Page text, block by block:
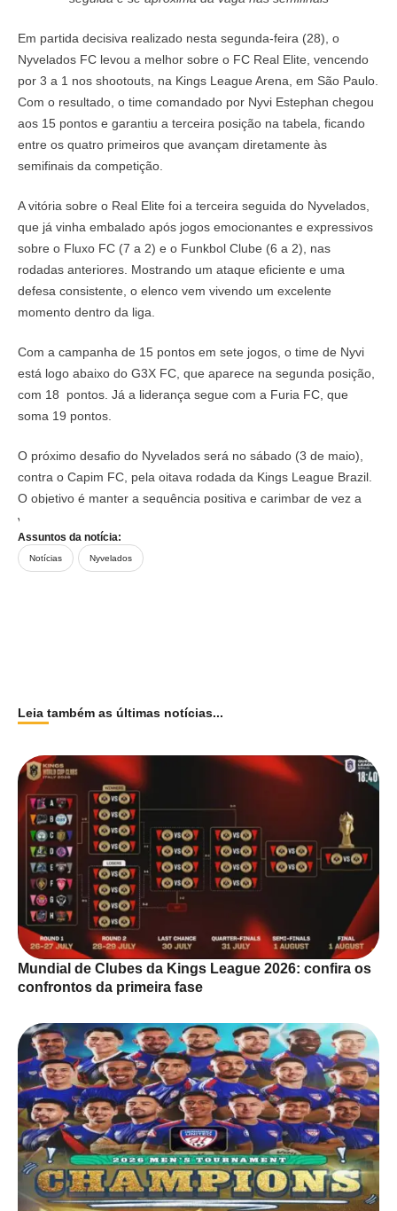
Em partida decisiva realizado nesta segunda-feira (28), o
Nyvelados FC levou a melhor sobre o FC Real Elite, vencendo
por 3 a 1 nos shootouts, na Kings League Arena, em São Paulo.
Com o resultado, o time comandado por Nyvi Estephan chegou
aos 15 pontos e garantiu a terceira posição na tabela, ficando
entre os quatro primeiros que avançam diretamente às
semifinais da competição.
A vitória sobre o Real Elite foi a terceira seguida do Nyvelados,
que já vinha embalado após jogos emocionantes e expressivos
sobre o Fluxo FC (7 a 2) e o Funkbol Clube (6 a 2), nas
rodadas anteriores. Mostrando um ataque eficiente e uma
defesa consistente, o elenco vem vivendo um excelente
momento dentro da liga.
Com a campanha de 15 pontos em sete jogos, o time de Nyvi
está logo abaixo do G3X FC, que aparece na segunda posição,
com 18 pontos. Já a liderança segue com a Furia FC, que
soma 19 pontos.
O próximo desafio do Nyvelados será no sábado (3 de maio),
contra o Capim FC, pela oitava rodada da Kings League Brazil.
O objetivo é manter a sequência positiva e carimbar de vez a
vaga nas semifinais.
Assuntos da notícia:
Notícias Nyvelados
Leia também as últimas notícias...
Mundial de Clubes da Kings League 2026: confira os
confrontos da primeira fase